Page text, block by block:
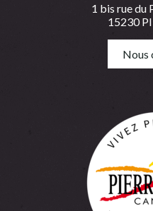
1 bis rue du
15230
Nous